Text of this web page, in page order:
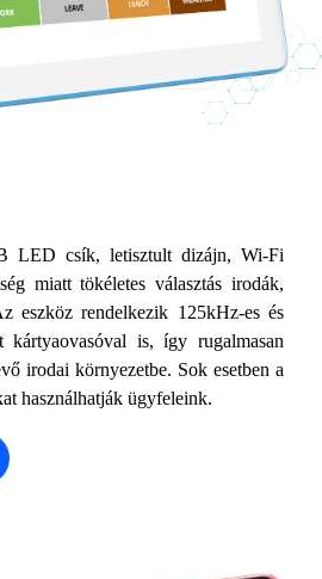
LED csík, letisztult dizájn, Wi-Fi
miatt tökéletes választás irodák,
eszköz rendelkezik 125kHz-es és
kártyaovasóval is, így rugalmasan
irodai környezetbe. Sok esetben a
használhatják ügyfeleink.